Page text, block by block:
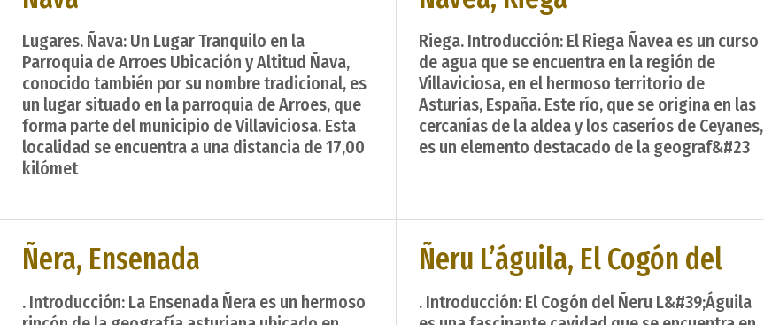
Lugares. Ñava: Un Lugar Tranquilo en la
Parroquia de Arroes Ubicación y Altitud Ñava,
conocido también por su nombre tradicional, es
un lugar situado en la parroquia de Arroes, que
forma parte del municipio de Villaviciosa. Esta
localidad se encuentra a una distancia de 17,00
kilómet
Riega. Introducción: El Riega Ñavea es un curso
de agua que se encuentra en la región de
Villaviciosa, en el hermoso territorio de
Asturias, España. Este río, que se origina en las
cercanías de la aldea y los caseríos de Ceyanes,
es un elemento destacado de la geograf&#23
Ñera, Ensenada
. Introducción: La Ensenada Ñera es un hermoso
Ñeru L’águila, El Cogón del
. Introducción: El Cogón del Ñeru L&#39;Águila